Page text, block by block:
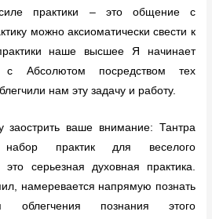
практики – это общение с
можно аксиоматически свести к
наше высшее Я начинает
Абсолютом посредством тех
нам эту задачу и работу.
заострить ваше внимание: Тантра
практик для веселого
серьезная духовная практика.
намеревается напрямую познать
познания этого